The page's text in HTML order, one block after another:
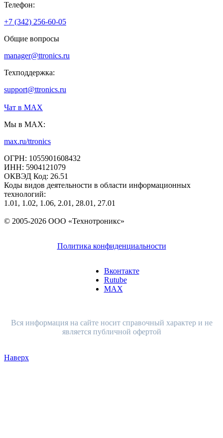
Телефон:
+7 (342) 256-60-05
Общие вопросы
manager@ttronics.ru
Техподдержка:
support@ttronics.ru
Чат в МАХ
Мы в MAX:
max.ru/ttronics
ОГРН: 1055901608432
ИНН: 5904121079
ОКВЭД Код: 26.51
Коды видов деятельности в области информационных
технологий:
1.01, 1.02, 1.06, 2.01, 28.01, 27.01
© 2005-2026 ООО «Технотроникс»
Политика конфиденциальности
Вконтакте
Rutube
MAX
Вся информация на сайте носит справочный характер и не
является публичной офертой
Наверх